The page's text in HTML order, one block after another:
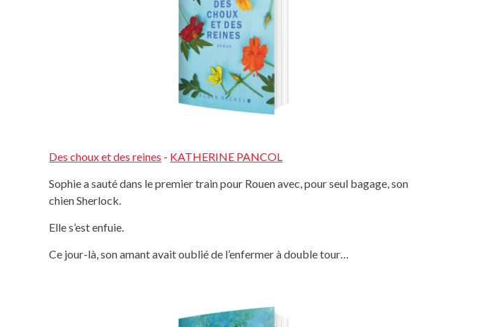
Des choux et des reines - KATHERINE PANCOL
Sophie a sauté dans le premier train pour Rouen avec, pour seul bagage, son
chien Sherlock.
Elle s’est enfuie.
Ce jour-là, son amant avait oublié de l’enfermer à double tour…